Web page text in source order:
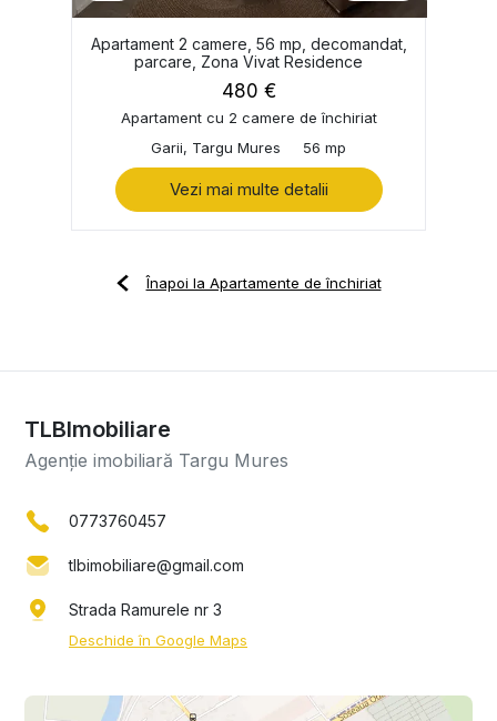
Apartament 2 camere, 56 mp, decomandat,
parcare, Zona Vivat Residence
480 €
Apartament cu 2 camere de închiriat
Garii, Targu Mures
56 mp
Vezi mai multe detalii
Înapoi la Apartamente de închiriat
TLBImobiliare
Agenție imobiliară Targu Mures
0773760457
tlbimobiliare@gmail.com
Strada Ramurele nr 3
Deschide în Google Maps